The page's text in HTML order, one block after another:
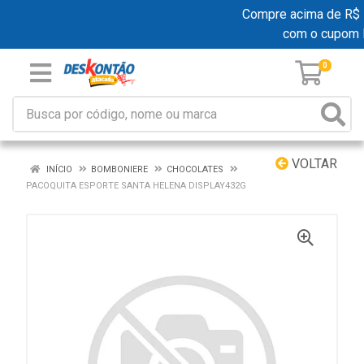
Compre acima de R$
com o cupom
0
VOLTAR
INÍCIO BOMBONIERE
CHOCOLATES
PACOQUITA ESPORTE SANTA HELENA DISPLAY432G